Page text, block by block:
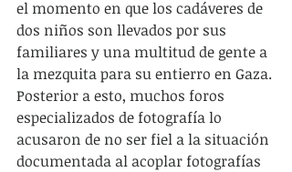
el momento en que los cadáveres de
dos niños son llevados por sus
familiares y una multitud de gente a
la mezquita para su entierro en Gaza.
Posterior a esto, muchos foros
especializados de fotografía lo
acusaron de no ser fiel a la situación
documentada al acoplar fotografías